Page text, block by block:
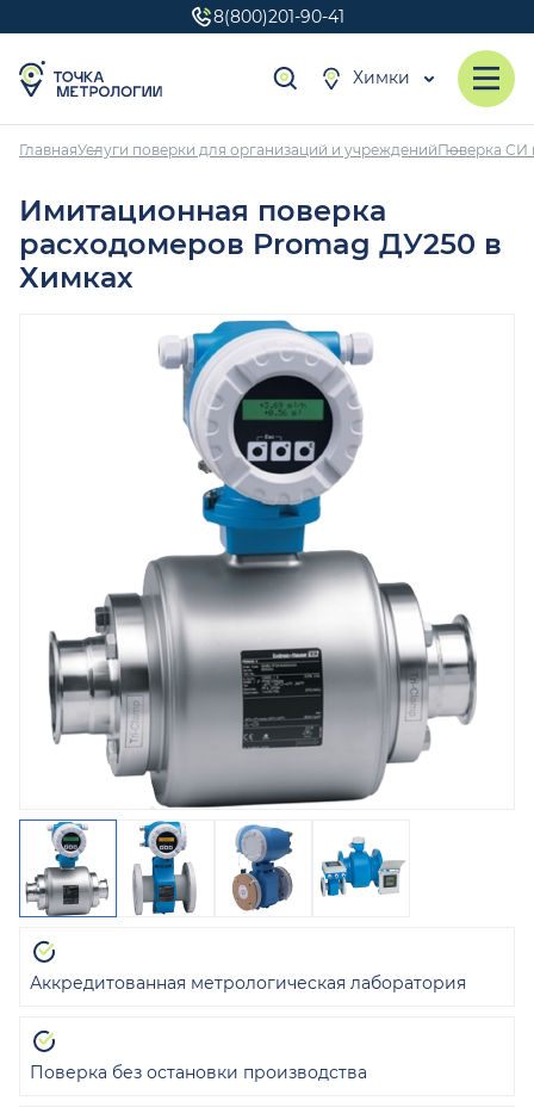
8(800)201-90-41
Химки
ГлавнаяУслуги поверки для организаций и учрежденийПоверка СИ
Имитационная поверка
расходомеров Promag ДУ250 в
Химках
Аккредитованная метрологическая лаборатория
Поверка без остановки производства